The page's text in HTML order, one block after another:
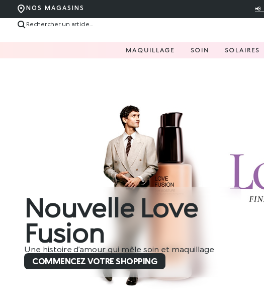
NOS MAGASINS 📢
MAQUILLAGE SOIN SOLAIRES
Nouvelle Love
Fusion
Une histoire d’amour qui mêle soin et maquillage
COMMENCEZ VOTRE SHOPPING